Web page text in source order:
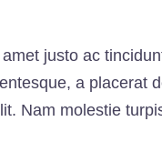
justo ac
a placerat
Nam molestie